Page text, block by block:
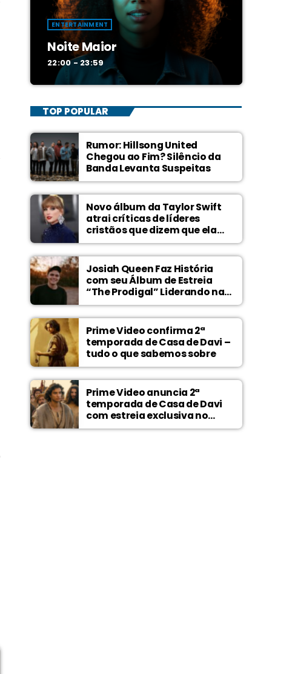
ENTERTAINMENT
Noite Maior
22:00 - 23:59
TOP POPULAR
Rumor: Hillsong United
Chegou ao Fim? Silêncio da
Banda Levanta Suspeitas
Novo álbum da Taylor Swift
atrai críticas de líderes
cristãos que dizem que ela
zomba de Deus
Josiah Queen Faz História
com seu Álbum de Estreia
“The Prodigal” Liderando na
Billboard
Prime Video confirma 2ª
temporada de Casa de Davi –
tudo o que sabemos sobre
Prime Video anuncia 2ª
temporada de Casa de Davi
com estreia exclusiva no
Wonder Project